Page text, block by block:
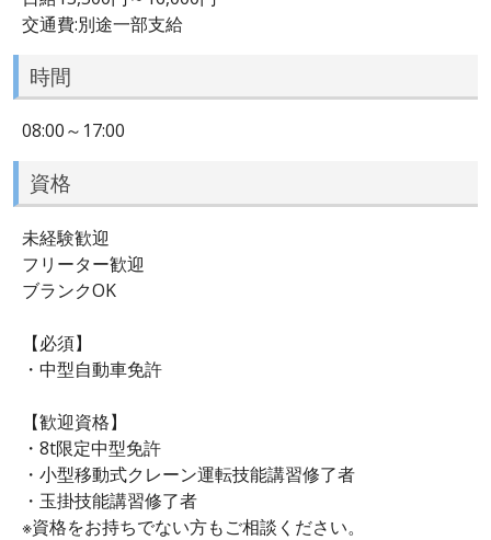
交通費:別途一部支給
時間
08:00～17:00
資格
未経験歓迎
フリーター歓迎
ブランクOK
【必須】
・中型自動車免許
【歓迎資格】
・8t限定中型免許
・小型移動式クレーン運転技能講習修了者
・玉掛技能講習修了者
※資格をお持ちでない方もご相談ください。